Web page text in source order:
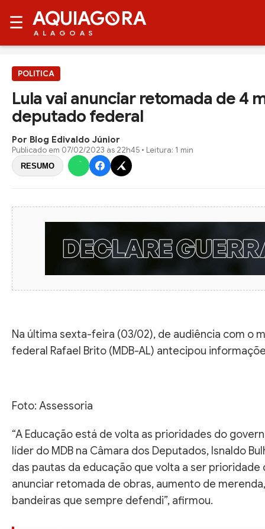
☰ AQUIAG RA
ALAGOAS
POLITICA
Lula vai anunciar retomada de 4
deputado federal
Por Blog Edivaldo Júnior
Publicado em 07/02/2023 às 22h45 • Leitura: 1 min
RESUMO
Na última sexta-feira (03/02), de audiência com o
federal Rafael Brito (MDB-AL) antecipou
Foto: Assessoria
“A Educação está de volta as prioridades do
líder do MDB na Câmara dos Deputados, Isnaldo
das pautas da educação que volta a ser
anunciar retomada de obras, aumento de
bandeiras que sempre defendi”, afirmou.